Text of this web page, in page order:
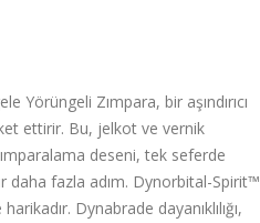
Zımpara, bir aşındırıcı
ettirir. Bu, jelkot ve vernik
deseni, tek seferde
daha fazla adım. Dynorbital-Spirit™
Dynabrade dayanıklılığı,